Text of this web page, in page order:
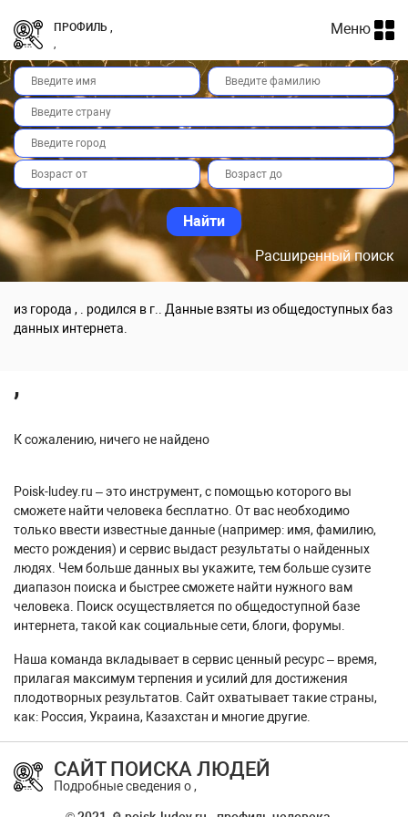
ПРОФИЛЬ ,
,
Меню
Расширенный поиск
из города , . родился в г.. Данные взяты из общедоступных баз
данных интернета.
,
К сожалению, ничего не найдено
Poisk-ludey.ru – это инструмент, с помощью которого вы
сможете найти человека бесплатно. От вас необходимо
только ввести известные данные (например: имя, фамилию,
место рождения) и сервис выдаст результаты о найденных
людях. Чем больше данных вы укажите, тем больше сузите
диапазон поиска и быстрее сможете найти нужного вам
человека. Поиск осуществляется по общедоступной базе
интернета, такой как социальные сети, блоги, форумы.
Наша команда вкладывает в сервис ценный ресурс – время,
прилагая максимум терпения и усилий для достижения
плодотворных результатов. Сайт охватывает такие страны,
как: Россия, Украина, Казахстан и многие другие.
САЙТ ПОИСКА ЛЮДЕЙ
Подробные сведения о ,